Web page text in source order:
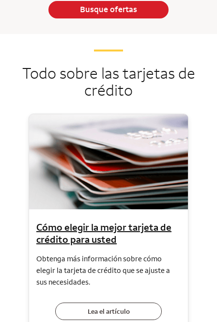
Busque ofertas
Todo sobre las tarjetas de
crédito
Cómo elegir la mejor tarjeta de
crédito para usted
Obtenga más información sobre cómo
elegir la tarjeta de crédito que se ajuste a
sus necesidades.
Lea el artículo